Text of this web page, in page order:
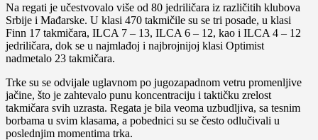
Na regati je učestvovalo više od 80 jedriličara iz različitih klubova
Srbije i Mađarske. U klasi 470 takmičile su se tri posade, u klasi
Finn 17 takmičara, ILCA 7 – 13, ILCA 6 – 12, kao i ILCA 4 – 12
jedriličara, dok se u najmlađoj i najbrojnijoj klasi Optimist
nadmetalo 23 takmičara.
Trke su se odvijale uglavnom po jugozapadnom vetru promenljive
jačine, što je zahtevalo punu koncentraciju i taktičku zrelost
takmičara svih uzrasta. Regata je bila veoma uzbudljiva, sa tesnim
borbama u svim klasama, a pobednici su se često odlučivali u
poslednjim momentima trka.